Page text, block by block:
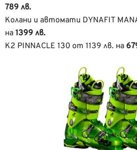
789 лв.
Колани и автомати DYNAFIT
на 1399 лв.
K2 PINNACLE 130 от 1139 лв. на